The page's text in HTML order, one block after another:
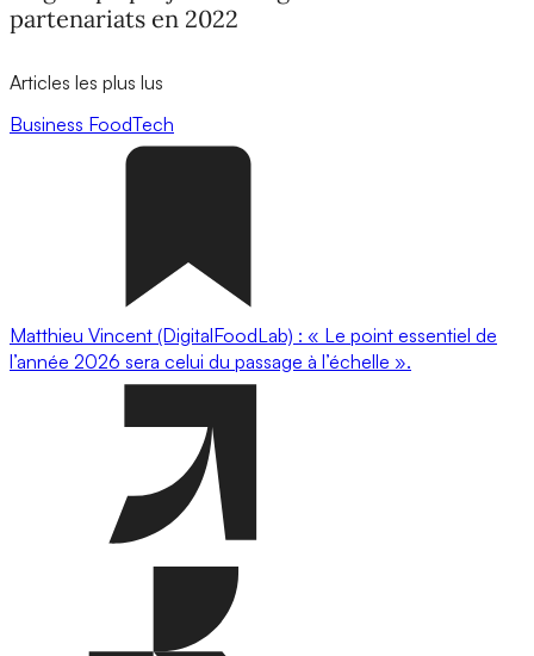
partenariats en 2022
Articles les plus lus
Business FoodTech
Matthieu Vincent (DigitalFoodLab) : « Le point essentiel de
l’année 2026 sera celui du passage à l’échelle ».